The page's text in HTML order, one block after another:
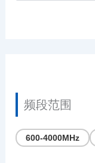
频段范围
600-4000MHz